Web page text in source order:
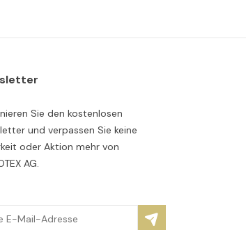
Sie den kostenlosen
und verpassen Sie keine
oder Aktion mehr von
AG.